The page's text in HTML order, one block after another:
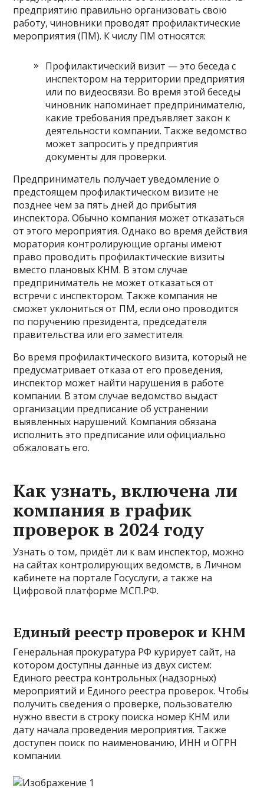
предприятию правильно организовать свою
работу, чиновники проводят профилактические
мероприятия (ПМ). К числу ПМ относятся:
Профилактический визит — это беседа с
инспектором на территории предприятия
или по видеосвязи. Во время этой беседы
чиновник напоминает предпринимателю,
какие требования предъявляет закон к
деятельности компании. Также ведомство
может запросить у предприятия
документы для проверки.
Предприниматель получает уведомление о
предстоящем профилактическом визите не
позднее чем за пять дней до прибытия
инспектора. Обычно компания может отказаться
от этого мероприятия. Однако во время действия
моратория контролирующие органы имеют
право проводить профилактические визиты
вместо плановых КНМ. В этом случае
предприниматель не может отказаться от
встречи с инспектором. Также компания не
сможет уклониться от ПМ, если оно проводится
по поручению президента, председателя
правительства или его заместителя.
Во время профилактического визита, который не
предусматривает отказа от его проведения,
инспектор может найти нарушения в работе
компании. В этом случае ведомство выдаст
организации предписание об устранении
выявленных нарушений. Компания обязана
исполнить это предписание или официально
обжаловать его.
Как узнать, включена ли
компания в график
проверок в 2024 году
Узнать о том, придёт ли к вам инспектор, можно
на сайтах контролирующих ведомств, в Личном
кабинете на портале Госуслуги, а также на
Цифровой платформе МСП.РФ.
Единый реестр проверок и КНМ
Генеральная прокуратура РФ курирует сайт, на
котором доступны данные из двух систем:
Единого реестра контрольных (надзорных)
мероприятий и Единого реестра проверок. Чтобы
получить сведения о проверке, пользователю
нужно ввести в строку поиска номер КНМ или
дату начала проведения мероприятия. Также
доступен поиск по наименованию, ИНН и ОГРН
компании.